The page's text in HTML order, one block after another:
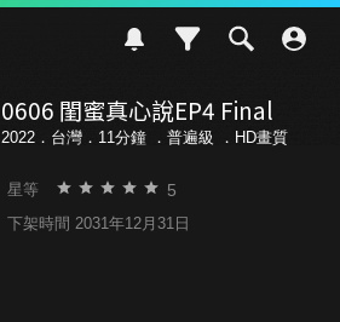
0606 閨蜜真心說EP4 Final
2022．台灣．11分鐘 ． 普遍級 ．HD畫質
星等 5
下架時間 2031年12月31日